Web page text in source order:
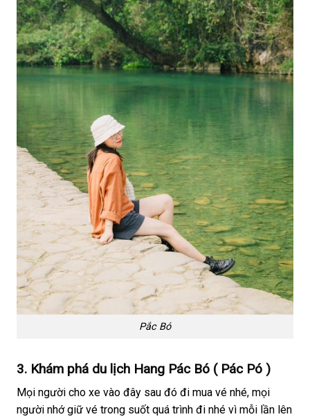
Pắc Bó
3. Khám phá du lịch Hang Pác Bó ( Pác Pó )
Mọi người cho xe vào đây sau đó đi mua vé nhé, mọi
người nhớ giữ vé trong suốt quá trình đi nhé vì mỗi lần lên